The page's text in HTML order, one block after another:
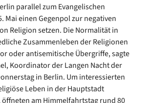
parallel zum Evangelischen
Mai einen Gegenpol zur negativen
Religion setzen. Die Normalität in
Zusammenleben der Religionen
oder antisemitische Übergriffe, sagte
Koordinator der Langen Nacht der
in Berlin. Um interessierten
Leben in der Hauptstadt
am Himmelfahrtstag rund 80